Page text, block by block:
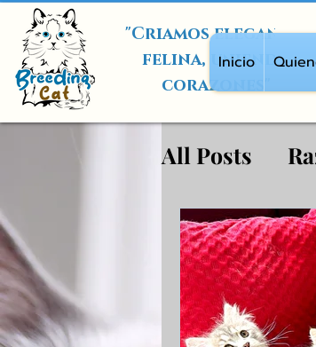
"Criamos elegancia
felina, uniendo
corazones"
Inicio
All Posts